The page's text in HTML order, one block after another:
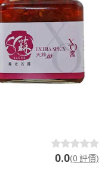
0.0(0 評價)